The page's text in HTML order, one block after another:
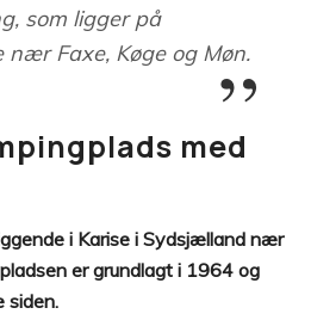
som ligger på
Faxe, Køge og Møn.
med
i Karise i Sydsjælland nær
er grundlagt i 1964 og
siden.